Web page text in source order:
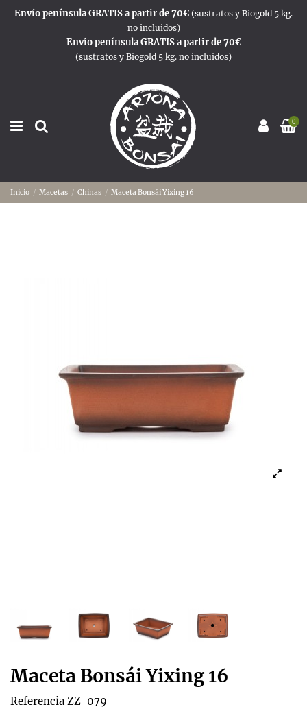
Envío península GRATIS a partir de 70€ (sustratos y Biogold 5 kg.
no incluidos)
Envío península GRATIS a partir de 70€
(sustratos y Biogold 5 kg. no incluidos)
0
Inicio Macetas Chinas Maceta Bonsái Yixing 16
Maceta Bonsái Yixing 16
Referencia ZZ-079